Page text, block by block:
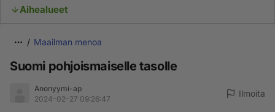
Aihealueet
Maailman menoa
Suomi pohjoismaiselle tasolle
Anonyymi-ap
2024-02-27 09:26:47
Ilmoita